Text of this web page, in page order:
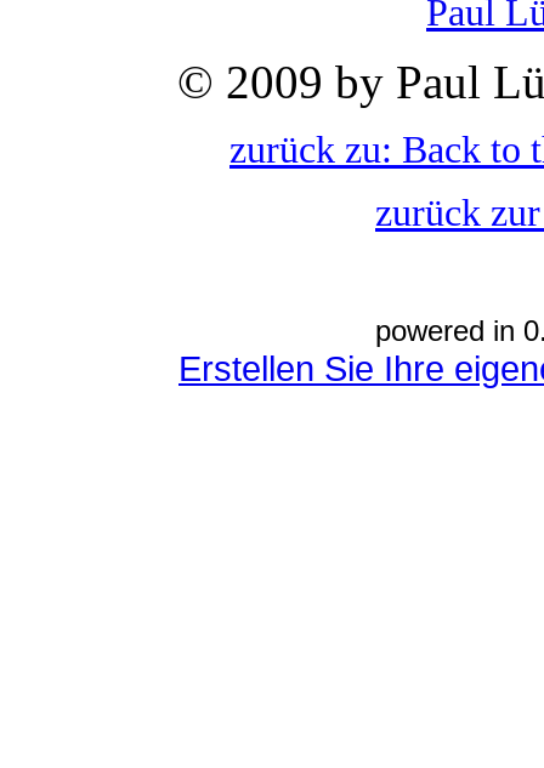
Paul
© 2009 by Paul
zurück zu: Back to
zurück
powered in
Erstellen Sie Ihre